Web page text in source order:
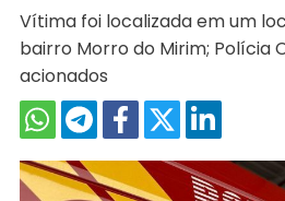
Vítima foi localizada em um
bairro Morro do Mirim; Polícia
acionados